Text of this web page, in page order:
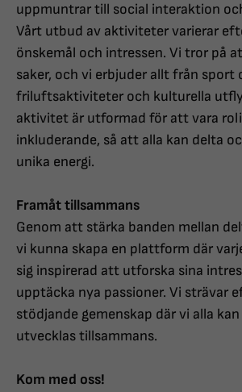
uppmuntrar till social interaktion
Vårt utbud av aktiviteter varierar
önskemål och intressen. Vi tror på
saker, och vi erbjuder allt från sport
friluftsaktiviteter och kulturella
aktivitet är utformad för att vara
inkluderande, så att alla kan delta
unika energi.
Framåt tillsammans
Genom att stärka banden mellan
vi kunna skapa en plattform där
sig inspirerad att utforska sina
upptäcka nya passioner. Vi strävar
stödjande gemenskap där vi alla
utvecklas tillsammans.
Kom med oss!